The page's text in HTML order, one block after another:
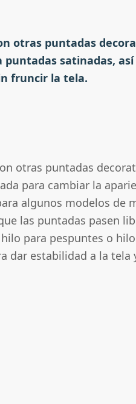
otras puntadas
satinadas,
fruncir la tela.
otras puntadas
para cambiar la
algunos modelos de
las puntadas pasen
para pespuntes o
dar estabilidad a la tela